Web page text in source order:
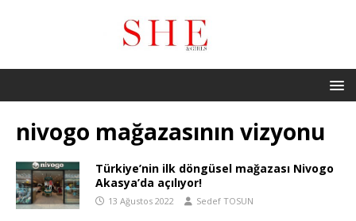
nivogo mağazasının vizyonu
Türkiye’nin ilk döngüsel mağazası Nivogo
Akasya’da açılıyor!
13 Ağustos 2022 Sedef TOSUN